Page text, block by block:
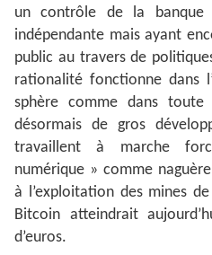
un contrôle de la banque
indépendante mais ayant
public au travers de
rationalité fonctionne dans
sphère comme dans toute
désormais de gros
travaillent à marche
numérique » comme
à l’exploitation des mines
Bitcoin atteindrait
d’euros.